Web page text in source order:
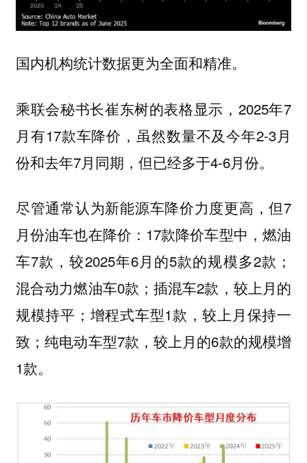
国内机构统计数据更为全面和精准。
乘联会秘书长崔东树的表格显示，2025年7
月有17款车降价，虽然数量不及今年2-3月
份和去年7月同期，但已经多于4-6月份。
尽管通常认为新能源车降价力度更高，但7
月份油车也在降价：17款降价车型中，燃油
车7款，较2025年6月的5款的规模多2款；
混合动力燃油车0款；插混车2款，较上月的
规模持平；增程式车型1款，较上月保持一
致；纯电动车型7款，较上月的6款的规模增
1款。